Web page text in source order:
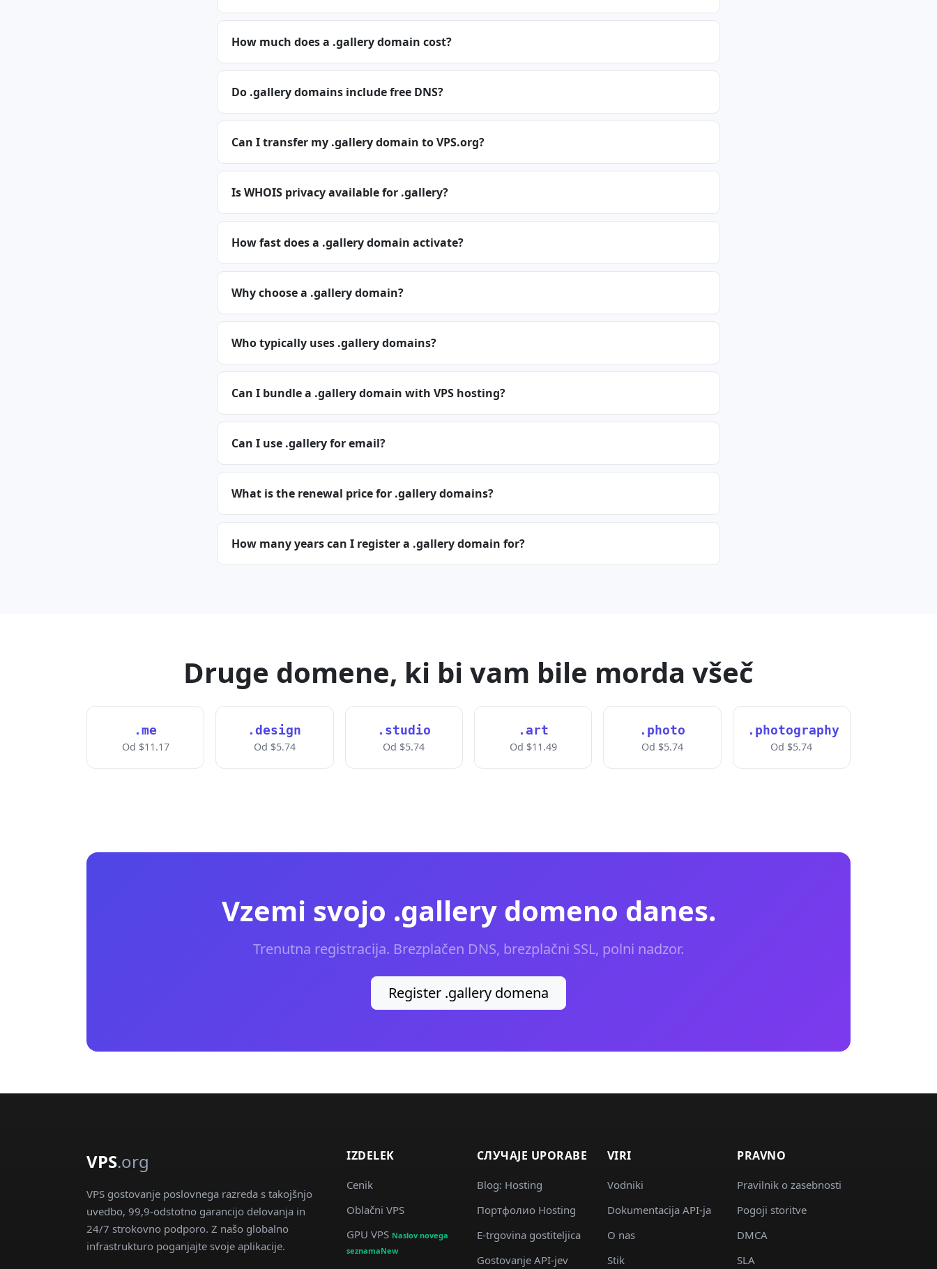
How much does a .gallery domain cost?
Do .gallery domains include free DNS?
Can I transfer my .gallery domain to VPS.org?
Is WHOIS privacy available for .gallery?
How fast does a .gallery domain activate?
Why choose a .gallery domain?
Who typically uses .gallery domains?
Can I bundle a .gallery domain with VPS hosting?
Can I use .gallery for email?
What is the renewal price for .gallery domains?
How many years can I register a .gallery domain for?
Druge domene, ki bi vam bile morda všeč
.me
Od $11.17
.design
Od $5.74
.studio
Od $5.74
.art
Od $11.49
.photo
Od $5.74
.photography
Od $5.74
Vzemi svojo .gallery domeno danes.
Trenutna registracija. Brezplačen DNS, brezplačni SSL, polni nadzor.
Register .gallery domena
VPS.org
VPS gostovanje poslovnega razreda s takojšnjo
uvedbo, 99,9-odstotno garancijo delovanja in
24/7 strokovno podporo. Z našo globalno
infrastrukturo poganjajte svoje aplikacije.
IZDELEK
Cenik
Oblačni VPS
GPU VPS Naslov novega
seznamaNew
СЛУЧАJE UPORABE
Blog: Hosting
Портфолио Hosting
E-trgovina gostiteljica
Gostovanje API-jev
VIRI
Vodniki
Dokumentacija API-ja
O nas
Stik
PRAVNO
Pravilnik o zasebnosti
Pogoji storitve
DMCA
SLA